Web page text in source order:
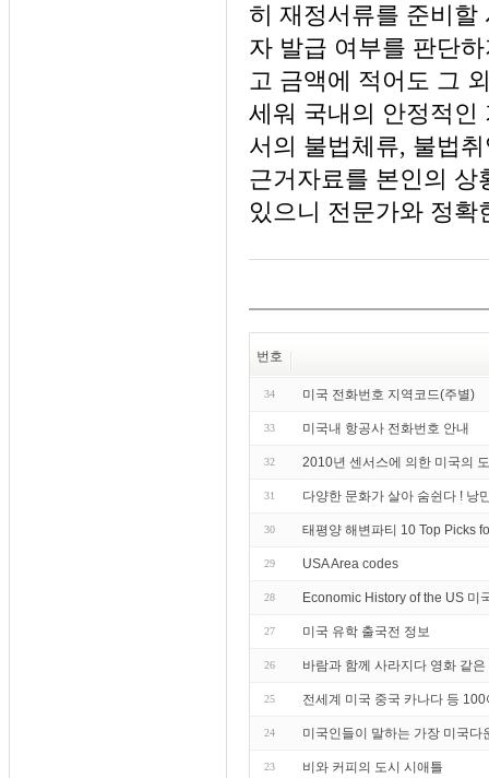
히 재정서류를 준비할
자 발급 여부를 판단
고 금액에 적어도 그
세워 국내의 안정적인
서의 불법체류, 불법
근거자료를 본인의 상
있으니 전문가와 정확
번호
34 미국 전화번호 지역코드(주별)
33 미국내 항공사 전화번호 안내
32 2010년 센서스에 의한 미국의
31 다양한 문화가 살아 숨쉰다 ! 낭
30 태평양 해변파티 10 Top Picks
29 USA Area codes
28 Economic History of the US 미
27 미국 유학 출국전 정보
26 바람과 함께 사라지다 영화 같
25 전세계 미국 중국 카나다 등
24 미국인들이 말하는 가장 미국다
23 비와 커피의 도시 시애틀